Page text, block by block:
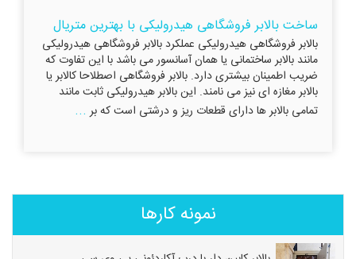
ساخت بالابر فروشگاهی هیدرولیکی با بهترین متریال
بالابر فروشگاهی هیدرولیکی عملکرد بالابر فروشگاهی هیدرولیکی
مانند بالابر ساختمانی یا همان آسانسور می باشد با این تفاوت که
ضریب اطمینان بیشتری دارد. بالابر فروشگاهی اصطلاحا کالابر یا
بالابر مغازه ای نیز می نامند. این بالابر هیدرولیکی ثابت مانند
تمامی بالابر ها دارای قطعات ریز و درشتی است که بر ...
نمونه کارها